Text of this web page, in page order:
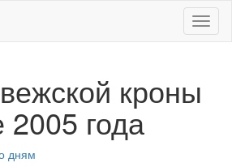
Меню
кроны
2005 года
дням